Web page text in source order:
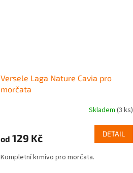
Versele Laga Nature Cavia pro
morčata
Skladem (3 ks)
od 129 Kč DETAIL
Kompletní krmivo pro morčata.